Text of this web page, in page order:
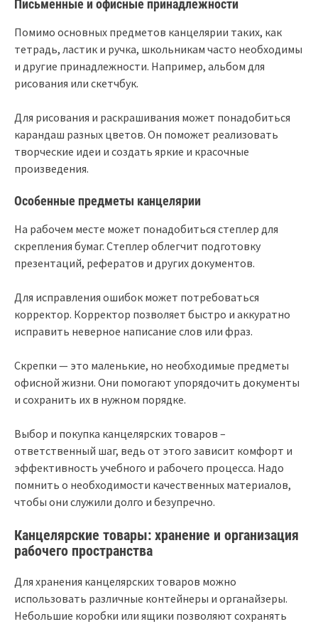
Письменные и офисные принадлежности
Помимо основных предметов канцелярии таких, как
тетрадь, ластик и ручка, школьникам часто необходимы
и другие принадлежности. Например, альбом для
рисования или скетчбук.
Для рисования и раскрашивания может понадобиться
карандаш разных цветов. Он поможет реализовать
творческие идеи и создать яркие и красочные
произведения.
Особенные предметы канцелярии
На рабочем месте может понадобиться степлер для
скрепления бумаг. Степлер облегчит подготовку
презентаций, рефератов и других документов.
Для исправления ошибок может потребоваться
корректор. Корректор позволяет быстро и аккуратно
исправить неверное написание слов или фраз.
Скрепки — это маленькие, но необходимые предметы
офисной жизни. Они помогают упорядочить документы
и сохранить их в нужном порядке.
Выбор и покупка канцелярских товаров –
ответственный шаг, ведь от этого зависит комфорт и
эффективность учебного и рабочего процесса. Надо
помнить о необходимости качественных материалов,
чтобы они служили долго и безупречно.
Канцелярские товары: хранение и организация
рабочего пространства
Для хранения канцелярских товаров можно
использовать различные контейнеры и органайзеры.
Небольшие коробки или ящики позволяют сохранять